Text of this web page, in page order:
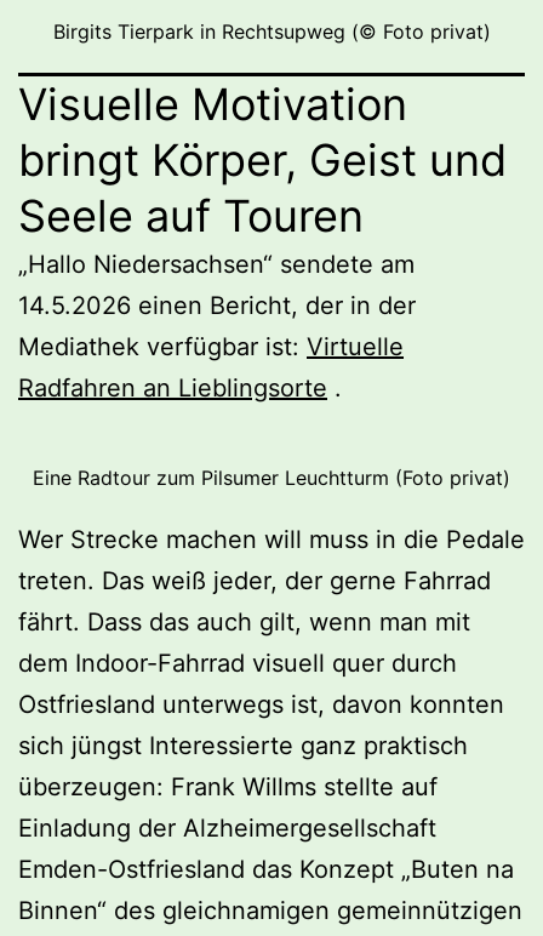
Birgits Tierpark in Rechtsupweg (© Foto privat)
Visuelle Motivation
bringt Körper, Geist und
Seele auf Touren
„Hallo Niedersachsen“ sendete am
14.5.2026 einen Bericht, der in der
Mediathek verfügbar ist: Virtuelle
Radfahren an Lieblingsorte .
Eine Radtour zum Pilsumer Leuchtturm (Foto privat)
Wer Strecke machen will muss in die Pedale
treten. Das weiß jeder, der gerne Fahrrad
fährt. Dass das auch gilt, wenn man mit
dem Indoor-Fahrrad visuell quer durch
Ostfriesland unterwegs ist, davon konnten
sich jüngst Interessierte ganz praktisch
überzeugen: Frank Willms stellte auf
Einladung der Alzheimergesellschaft
Emden-Ostfriesland das Konzept „Buten na
Binnen“ des gleichnamigen gemeinnützigen